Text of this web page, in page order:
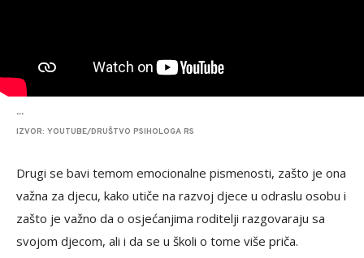
...
IZVOR: YOUTUBE/DRUŠTVO PSIHOLOGA RS
Drugi se bavi temom emocionalne pismenosti, zašto je ona
važna za djecu, kako utiče na razvoj djece u odraslu osobu i
zašto je važno da o osjećanjima roditelji razgovaraju sa
svojom djecom, ali i da se u školi o tome više priča.